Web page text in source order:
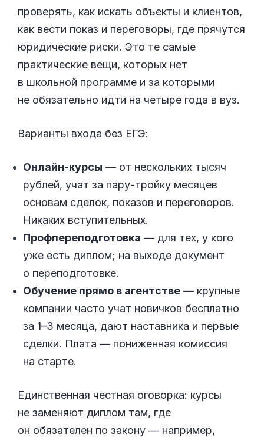
проверять, как искать объекты и клиентов,
как вести показ и переговоры, где прячутся
юридические риски. Это те самые
практические вещи, которых нет
в школьной программе и за которыми
не обязательно идти на четыре года в вуз.
Варианты входа без ЕГЭ:
Онлайн-курсы — от нескольких тысяч
рублей, учат за пару-тройку месяцев
основам сделок, показов и переговоров.
Никаких вступительных.
Профпереподготовка — для тех, у кого
уже есть диплом; на выходе документ
о переподготовке.
Обучение прямо в агентстве — крупные
компании часто учат новичков бесплатно
за 1–3 месяца, дают наставника и первые
сделки. Плата — пониженная комиссия
на старте.
Единственная честная оговорка: курсы
не заменяют диплом там, где
он обязателен по закону — например,